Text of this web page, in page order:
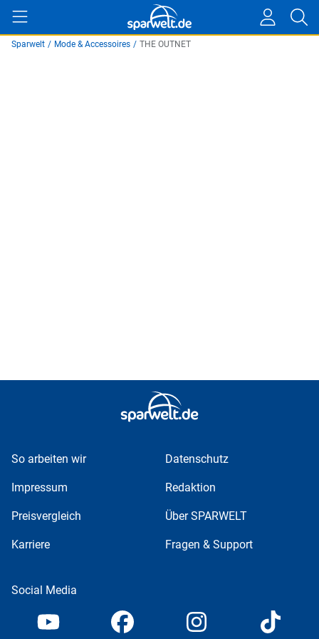
Sparwelt / Mode & Accessoires / THE OUTNET
So arbeiten wir Datenschutz
Impressum Redaktion
Preisvergleich Über SPARWELT
Karriere Fragen & Support
Social Media